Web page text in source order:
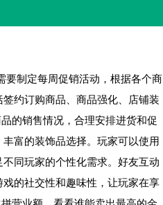
要制定每周促销活动，根据各个商
约订购商品、商品强化、店铺装
的销售情况，合理安排进货和促
富的装饰品选择。玩家可以使用
同玩家的个性化需求。好友互动
的社交性和趣味性，让玩家在享